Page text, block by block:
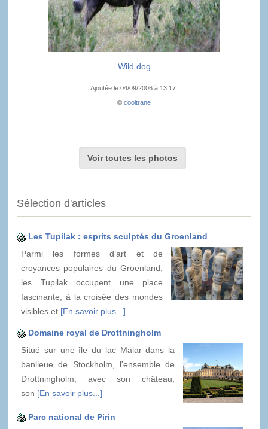
Wild dog
Ajoutée le 04/09/2006 à 13:17
© cooltrane
Voir toutes les photos
Sélection d'articles
Les Tupilak : esprits sculptés du Groenland
Parmi les formes d’art et de
croyances populaires du Groenland,
les Tupilak occupent une place
fascinante, à la croisée des mondes
visibles et [En savoir plus...]
Domaine royal de Drottningholm
Situé sur une île du lac Mälar dans la
banlieue de Stockholm, l'ensemble de
Drottningholm, avec son château,
son [En savoir plus...]
Parc national de Pirin